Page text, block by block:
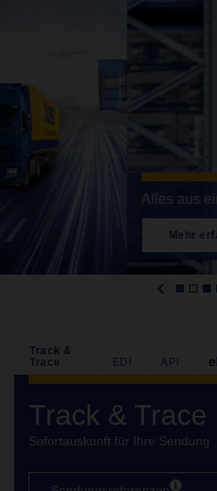
Alles aus einer Hand
Track &
Trace
EDI API
Track & Trace
Sofortauskunft für Ihre Sendung